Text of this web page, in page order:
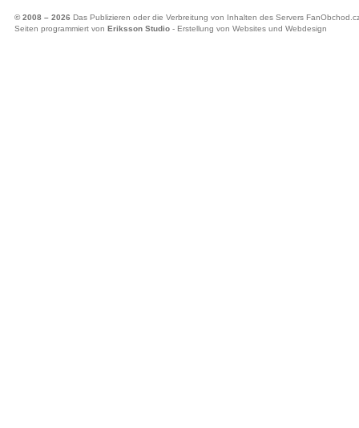
© 2008 – 2026 Das Publizieren oder die Verbreitung von Inhalten des Servers
Seiten programmiert von Eriksson Studio - Erstellung von Websites und Webdesign